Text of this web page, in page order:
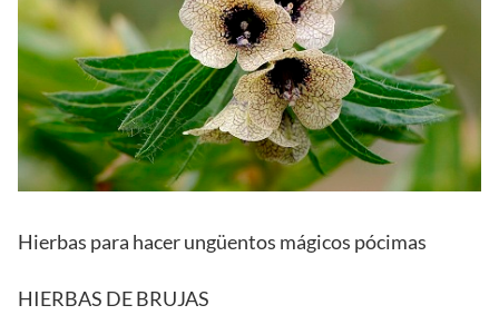
Hierbas para hacer ungüentos mágicos pócimas
HIERBAS DE BRUJAS